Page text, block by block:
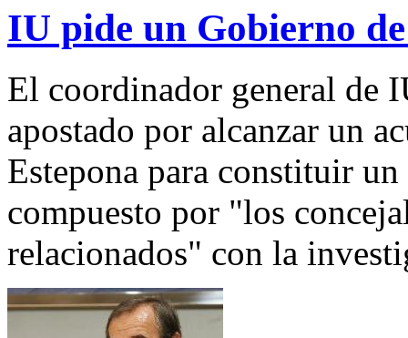
IU pide un Gobierno
El coordinador general de
apostado por alcanzar un
Estepona para constituir
compuesto por "los
relacionados" con la